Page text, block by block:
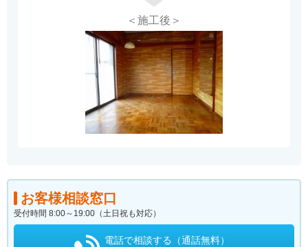
＜施工後＞
お客様相談窓口
受付時間 8:00～19:00（土日祝も対応）
電話で相談する（通話無料）